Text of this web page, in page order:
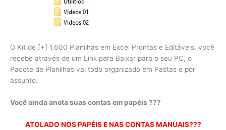
O Kit de [+] 1.600 Planilhas em Excel Prontas e Editáveis, você
recebe através de um Link para Baixar para o seu PC, o
Pacote de Planilhas vai todo organizado em Pastas e por
assunto.
Você ainda anota suas contas em papéis ???
ATOLADO NOS PAPÉIS E NAS CONTAS MANUAIS???